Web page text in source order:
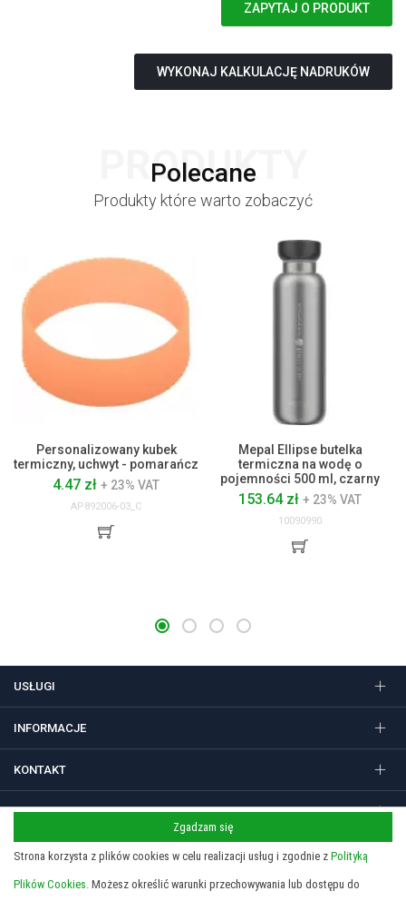
ZAPYTAJ O PRODUKT
WYKONAJ KALKULACJĘ NADRUKÓW
Polecane
PRODUKTY
Produkty które warto zobaczyć
Personalizowany kubek
termiczny, uchwyt - pomarańcz
4.47 zł + 23% VAT
AP892006-03_C
Mepal Ellipse butelka
termiczna na wodę o
pojemności 500 ml, czarny
153.64 zł + 23% VAT
10090990
USŁUGI
INFORMACJE
KONTAKT
FOLLOW US
Regulamin Polityka prywatności i cookies
Zgadzam się
Strona korzysta z plików cookies w celu realizacji usług i zgodnie z Polityką
Plików Cookies. Możesz określić warunki przechowywania lub dostępu do